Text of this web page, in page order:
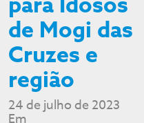
de Mogi das
Cruzes e
região
24 de julho de 2023